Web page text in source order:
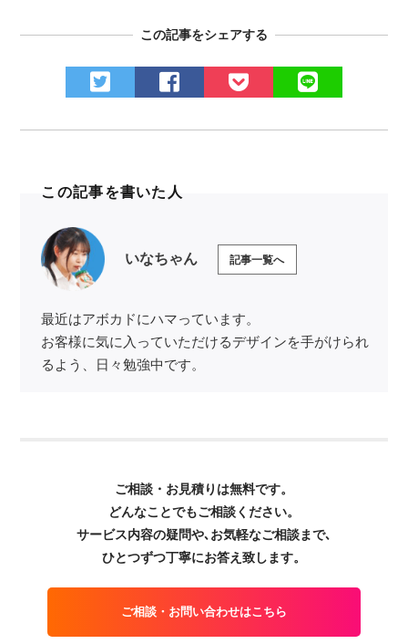
この記事をシェアする
この記事を書いた人
いなちゃん 記事一覧へ
最近はアボカドにハマっています。
お客様に気に入っていただけるデザインを手がけられ
るよう、日々勉強中です。
ご相談・お見積りは無料です。
どんなことでもご相談ください。
サービス内容の疑問や､お気軽なご相談まで､
ひとつずつ丁寧にお答え致します。
ご相談・お問い合わせはこちら